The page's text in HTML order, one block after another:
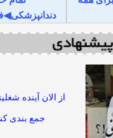
از الان آینده
جمع بندی